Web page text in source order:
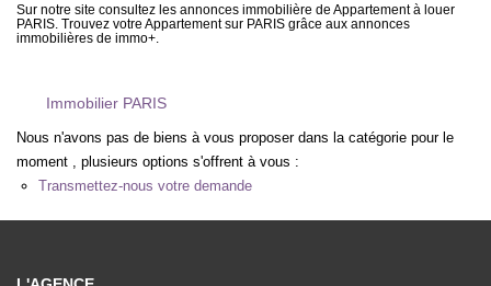
NOTRE AGENCE
Qui Sommes-Nous ?
Nos Valeurs
ESPACE CLIENTS
Créer une alerte
Sur notre site consultez les annonces immobilière de Appartement à louer
PARIS. Trouvez votre Appartement sur PARIS grâce aux annonces
immobilières de immo+.
Immobilier PARIS
Nous n'avons pas de biens à vous proposer dans la catégorie pour le
moment , plusieurs options s'offrent à vous :
Transmettez-nous votre demande